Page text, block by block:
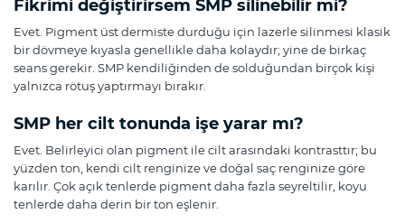
Fikrimi değiştirirsem SMP silinebilir mi?
Evet. Pigment üst dermiste durduğu için lazerle silinmesi klasik
bir dövmeye kıyasla genellikle daha kolaydır; yine de birkaç
seans gerekir. SMP kendiliğinden de solduğundan birçok kişi
yalnızca rötuş yaptırmayı bırakır.
SMP her cilt tonunda işe yarar mı?
Evet. Belirleyici olan pigment ile cilt arasındaki kontrasttır; bu
yüzden ton, kendi cilt renginize ve doğal saç renginize göre
karılır. Çok açık tenlerde pigment daha fazla seyreltilir, koyu
tenlerde daha derin bir ton eşlenir.